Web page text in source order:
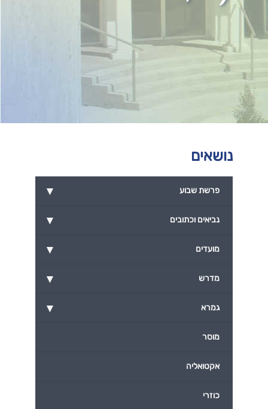
נושאים
▾ פרשת שבוע
▾ נביאים וכתובים
▾ מועדים
▾ מדרש
▾ גמרא
מוסר
אקטואליה
כוזרי